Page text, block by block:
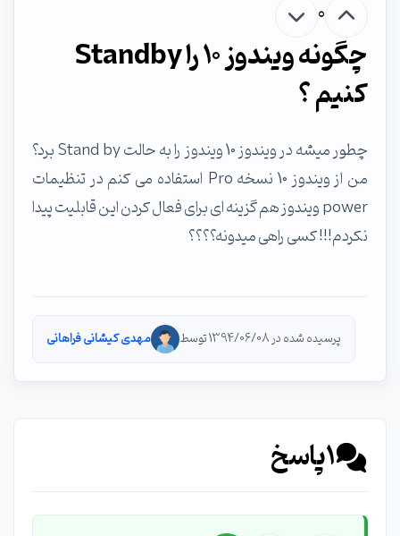
0
چگونه ویندوز 10 را Standby
کنیم ؟
چطور میشه در ویندوز 10 ویندوز را به حالت Stand by برد؟
من از ویندوز 10 نسخه Pro استفاده می کنم در تنظیمات
power ویندوز هم گزینه ای برای فعال کردن این قابلیت پیدا
نکردم!!! کسی راهی میدونه؟؟؟؟
پرسیده شده در 1394/06/08 توسط مهدی کیشانی فراهانی
1پاسخ